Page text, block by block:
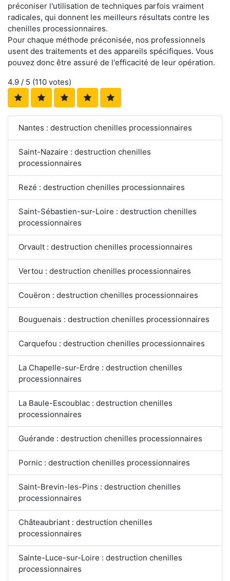
préconiser l'utilisation de techniques parfois vraiment
radicales, qui donnent les meilleurs résultats contre les
chenilles processionnaires.
Pour chaque méthode préconisée, nos professionnels
usent des traitements et des appareils spécifiques. Vous
pouvez donc être assuré de l'efficacité de leur opération.
4.9 / 5 (110 votes)
Nantes : destruction chenilles processionnaires
Saint-Nazaire : destruction chenilles
processionnaires
Rezé : destruction chenilles processionnaires
Saint-Sébastien-sur-Loire : destruction chenilles
processionnaires
Orvault : destruction chenilles processionnaires
Vertou : destruction chenilles processionnaires
Couëron : destruction chenilles processionnaires
Bouguenais : destruction chenilles processionnaires
Carquefou : destruction chenilles processionnaires
La Chapelle-sur-Erdre : destruction chenilles
processionnaires
La Baule-Escoublac : destruction chenilles
processionnaires
Guérande : destruction chenilles processionnaires
Pornic : destruction chenilles processionnaires
Saint-Brevin-les-Pins : destruction chenilles
processionnaires
Châteaubriant : destruction chenilles
processionnaires
Sainte-Luce-sur-Loire : destruction chenilles
processionnaires